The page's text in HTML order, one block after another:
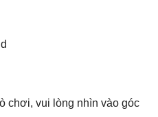
chơi, vui lòng nhìn vào góc